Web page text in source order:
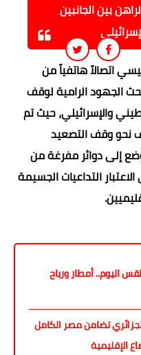
بين الجانبين
اتصالاً هاتفياً من
الجهود الرامية لوقف
والإسرائيلي، حيث تم
نحو وقف التصعيد
إلى دوائر مفرغة من
التداعيات الجسيمة
اليوم.. أمطار ورياح
تضامن مصر الكامل
الإقليمية